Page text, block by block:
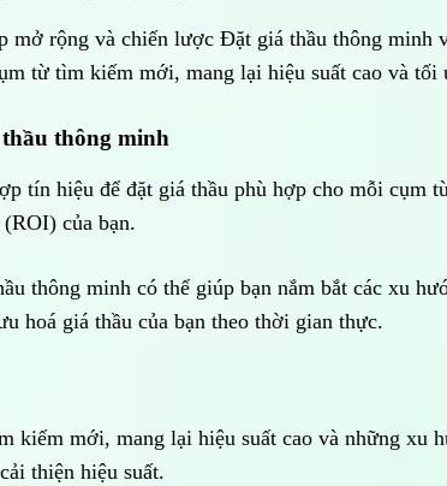
mở rộng và chiến lược Đặt giá thầu thông minh
từ tìm kiếm mới, mang lại hiệu suất cao và
thông minh
tín hiệu để đặt giá thầu phù hợp cho mỗi cụm
của bạn.
thông minh có thể giúp bạn nắm bắt các xu
hoá giá thầu của bạn theo thời gian thực.
kiếm mới, mang lại hiệu suất cao và những xu
thiện hiệu suất.